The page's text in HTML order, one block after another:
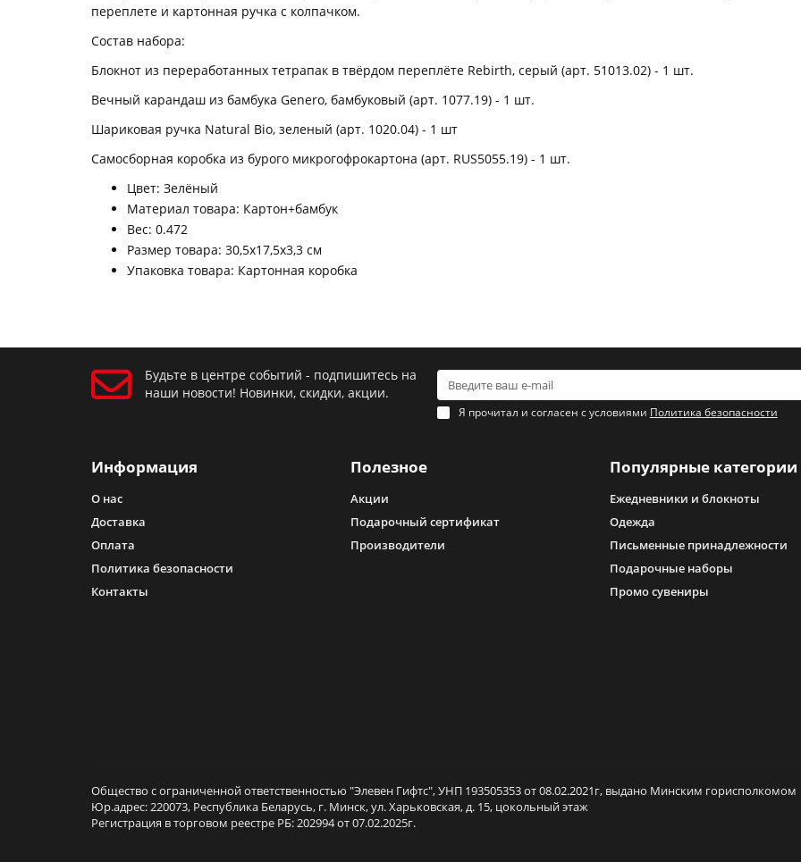
переплете и картонная ручка с колпачком.
Состав набора:
Блокнот из переработанных тетрапак в твёрдом переплёте Rebirth, серый (арт. 51013.02) - 1 шт.
Вечный карандаш из бамбука Genero, бамбуковый (арт. 1077.19) - 1 шт.
Шариковая ручка Natural Bio, зеленый (арт. 1020.04) - 1 шт
Самосборная коробка из бурого микрогофрокартона (арт. RUS5055.19) - 1 шт.
Цвет: Зелёный
Материал товара: Картон+бамбук
Вес: 0.472
Размер товара: 30,5х17,5х3,3 см
Упаковка товара: Картонная коробка
Будьте в центре событий - подпишитесь на
наши новости! Новинки, скидки, акции.
Я прочитал и согласен с условиями Политика безопасности
Информация
О нас
Доставка
Оплата
Политика безопасности
Контакты
Полезное
Акции
Подарочный сертификат
Производители
Популярные категории
Ежедневники и блокноты
Одежда
Письменные принадлежности
Подарочные наборы
Промо сувениры
Общество с ограниченной ответственностью "Элевен Гифтс", УНП 193505353 от 08.02.2021г, выдано Минским горисполкомом
Юр.адрес: 220073, Республика Беларусь, г. Минск, ул. Харьковская, д. 15, цокольный этаж
Регистрация в торговом реестре РБ: 202994 от 07.02.2025г.